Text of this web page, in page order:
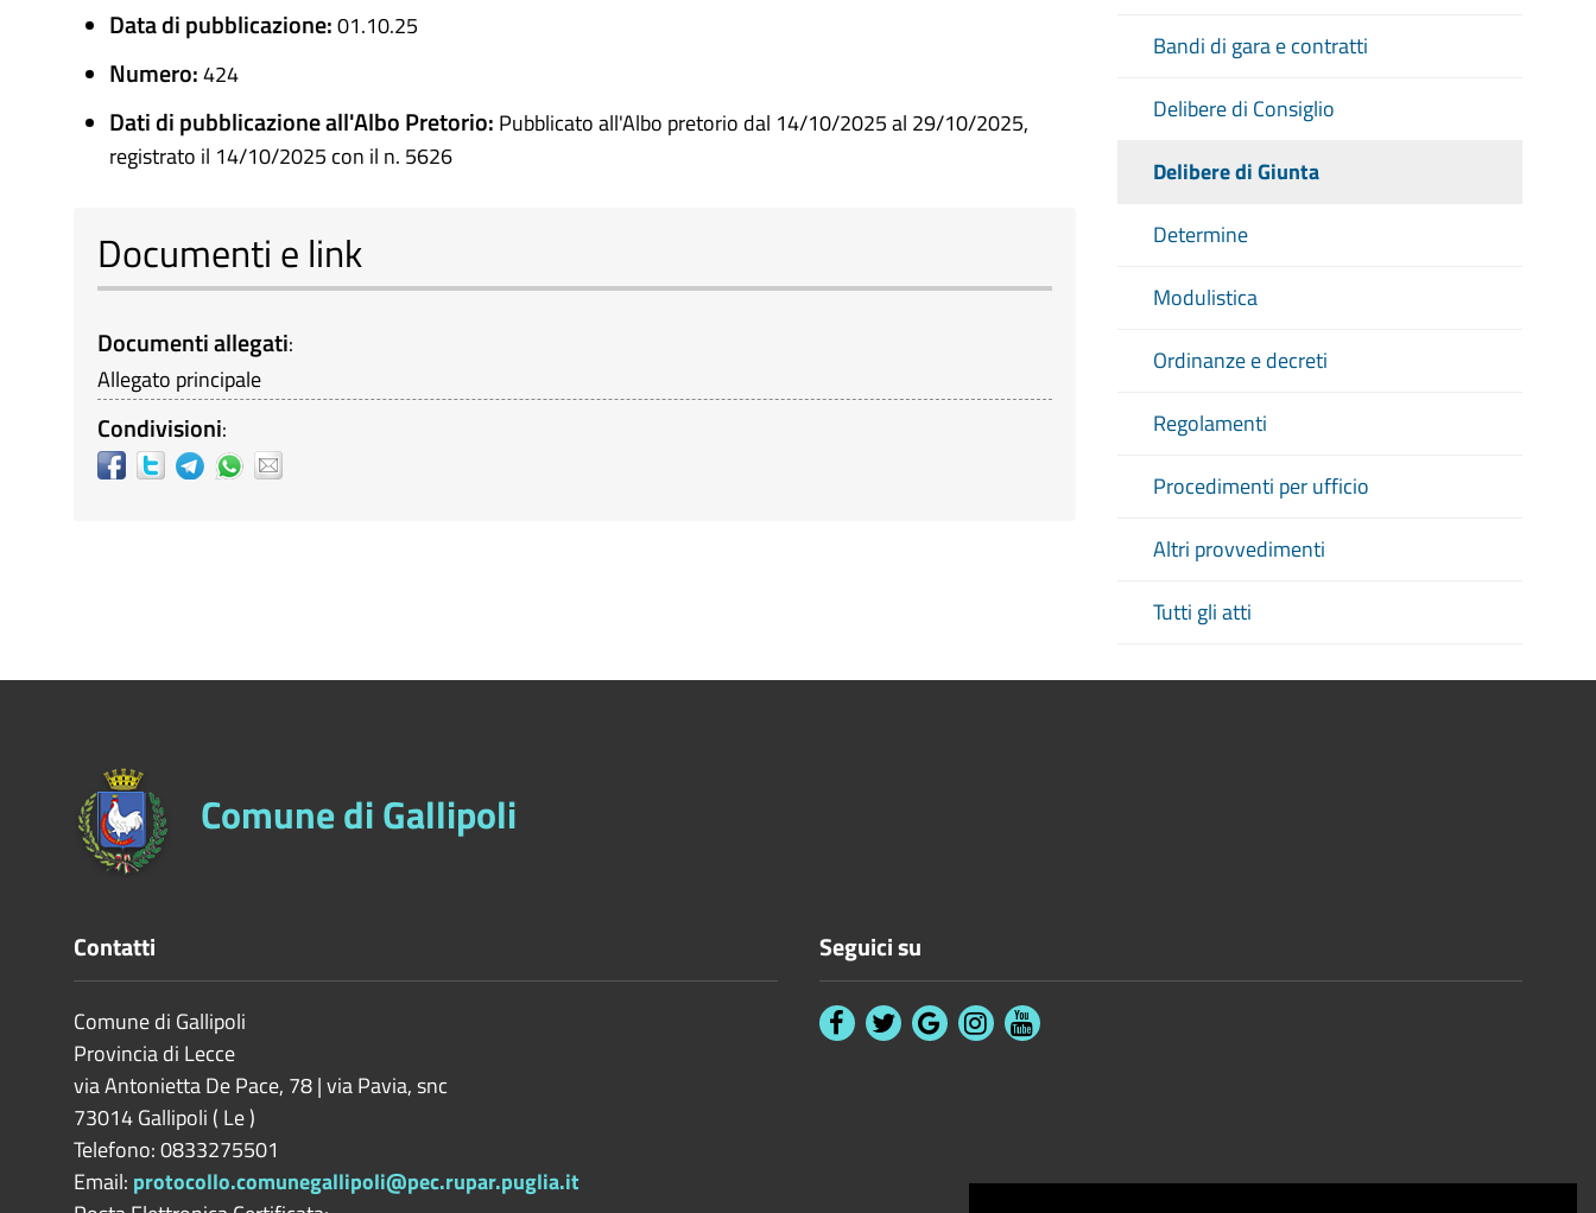
Data di pubblicazione:01.10.25
Numero:424
Dati di pubblicazione all'Albo Pretorio: Pubblicato all'Albo pretorio dal 14/10/2025 al 29/10/2025,
registrato il 14/10/2025 con il n. 5626
Documenti e link
Documenti allegati:
Allegato principale
Condivisioni:
Bandi di gara e contratti
Delibere di Consiglio
Delibere di Giunta
Determine
Modulistica
Ordinanze e decreti
Regolamenti
Procedimenti per ufficio
Altri provvedimenti
Tutti gli atti
Comune di Gallipoli
Contatti
Comune di Gallipoli
Provincia di Lecce
via Antonietta De Pace, 78 | via Pavia, snc
73014Gallipoli ( Le)
Telefono: 0833275501
Email: protocollo.comunegallipoli@pec.rupar.puglia.it
Seguici su